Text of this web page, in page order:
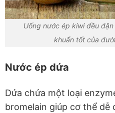
Uống nước ép kiwi đều
khuẩn tốt của
Nước ép dứa
Dứa chứa một loại
bromelain giúp cơ thể dễ